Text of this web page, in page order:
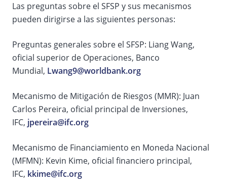
Las preguntas sobre el SFSP y sus mecanismos
pueden dirigirse a las siguientes personas:
Preguntas generales sobre el SFSP: Liang Wang,
oficial superior de Operaciones, Banco
Mundial, Lwang9@worldbank.org
Mecanismo de Mitigación de Riesgos (MMR): Juan
Carlos Pereira, oficial principal de Inversiones,
IFC, jpereira@ifc.org
Mecanismo de Financiamiento en Moneda Nacional
(MFMN): Kevin Kime, oficial financiero principal,
IFC, kkime@ifc.org